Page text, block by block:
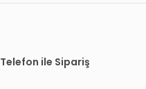
Telefon ile Sipariş